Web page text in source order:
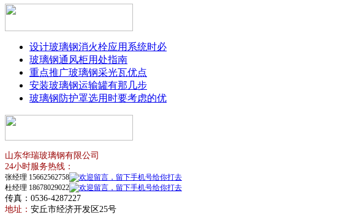
设计玻璃钢消火栓应用系统时必
玻璃钢通风柜用处指南
重点推广玻璃钢采光瓦优点
安装玻璃钢运输罐有那几步
玻璃钢防护罩选用时要考虑的优
山东华瑞玻璃钢有限公司
24小时服务热线：
张经理 15662562758
杜经理 18678029022
传真：0536-4287227
地址： 安丘市经济开发区25号